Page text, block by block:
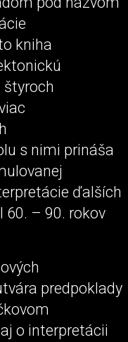
kniha
s nimi prináša
ďalších
60. – 90. rokov
predpoklady
o interpretácii